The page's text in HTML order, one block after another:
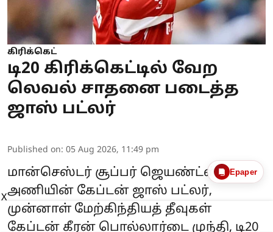
கிரிக்கெட்
டி20 கிரிக்கெட்டில் வேற
லெவல் சாதனை படைத்த
ஜாஸ் பட்லர்
Published on: 05 Aug 2026, 11:49 pm
மான்செஸ்டர் சூப்பர் ஜெயண்ட்ஸ்
அணியின் கேப்டன் ஜாஸ் பட்லர்,
முன்னாள் மேற்கிந்தியத் தீவுகள்
கேப்டன் கீரன் பொல்லார்டை முந்தி, டி20
Epaper
X